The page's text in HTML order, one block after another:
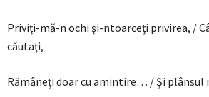
Priviţi-mă-n ochi şi-ntoarceţi privirea, /
căutaţi,
Rămâneţi doar cu amintire… / Şi plânsul